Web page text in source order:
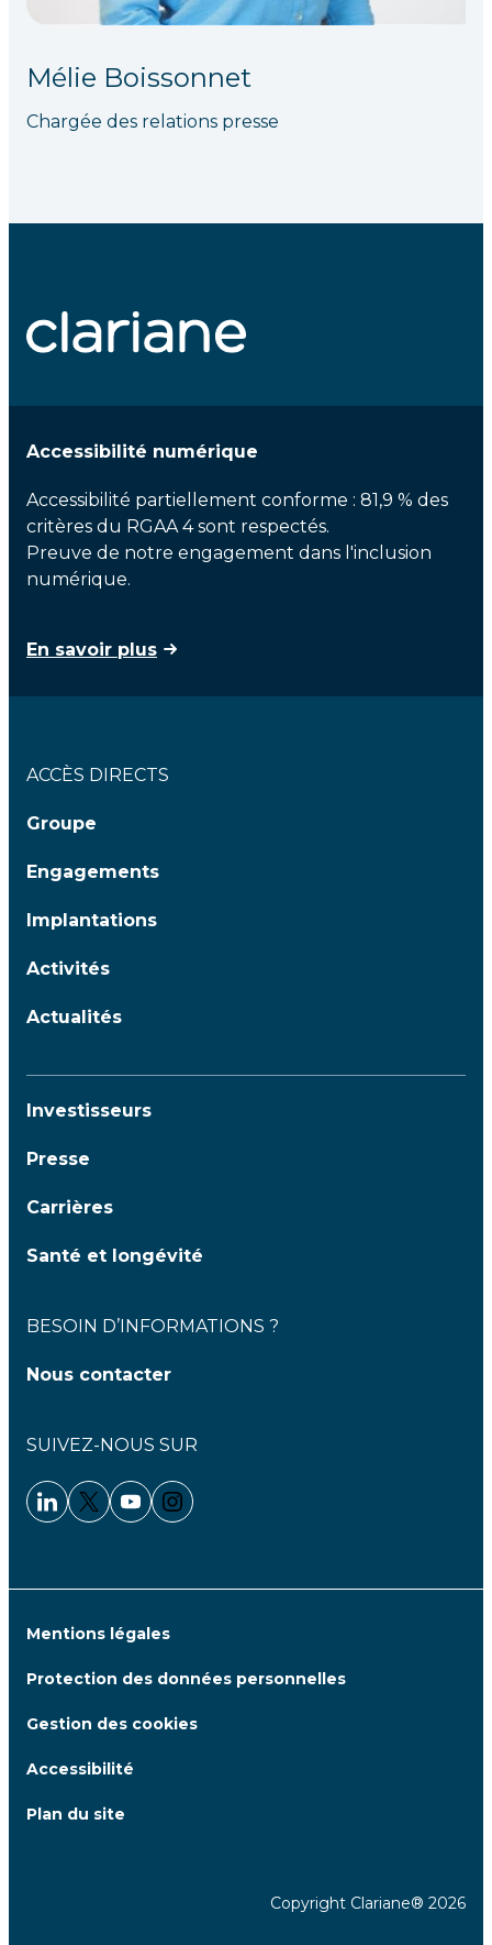
Mélie Boissonnet
Chargée des relations presse
Accessibilité numérique
Accessibilité partiellement conforme : 81,9 % des
critères du RGAA 4 sont respectés.
Preuve de notre engagement dans l'inclusion
numérique.
En savoir plus
ACCÈS DIRECTS
Groupe
Engagements
Implantations
Activités
Actualités
Investisseurs
Presse
Carrières
Santé et longévité
BESOIN D’INFORMATIONS ?
Nous contacter
SUIVEZ-NOUS SUR
Linkedin - Clariane
Twitter - Clariane
Youtube - Clariane
Instagram - Clariane
Mentions légales
Protection des données personnelles
Gestion des cookies
Accessibilité
Plan du site
Copyright Clariane® 2026